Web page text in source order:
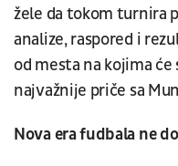
žele da tokom turnira
analize, raspored i
od mesta na kojima
najvažnije priče sa
Nova era fudbala ne